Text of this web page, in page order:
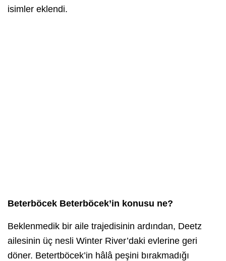
isimler eklendi.
Beterböcek Beterböcek’in konusu ne?
Beklenmedik bir aile trajedisinin ardından, Deetz
ailesinin üç nesli Winter River’daki evlerine geri
döner. Betertböcek’in hâlâ peşini bırakmadığı